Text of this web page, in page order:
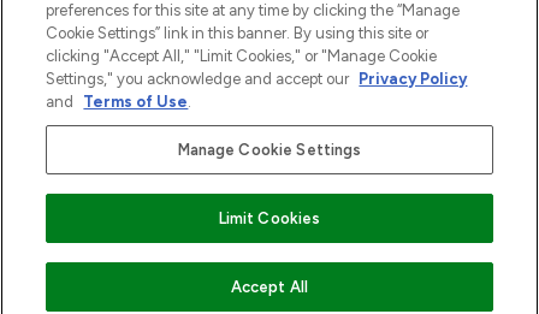
NIEDOSTĘPNE
O LOOKFANTASTIC
2026 The Hut Group
Płać bezpiecznie za pomocą
preferences for this site at any time by clicking the “Manage
Cookie Settings” link in this banner. By using this site or
clicking "Accept All," "Limit Cookies," or "Manage Cookie
Settings," you acknowledge and accept our Privacy Policy
and
Terms of Use.
Manage Cookie Settings
Limit Cookies
Accept All